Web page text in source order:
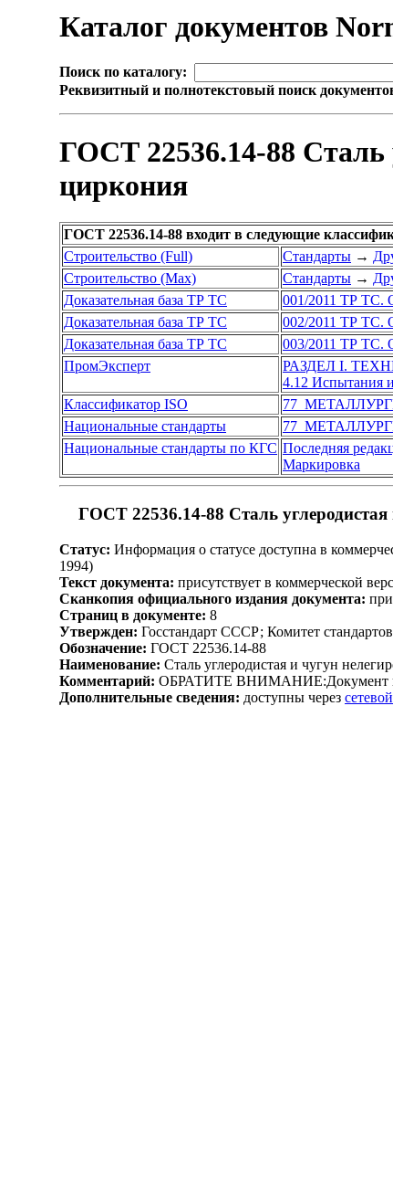
Каталог документов
Поиск по каталогу:
Реквизитный и полнотекстовый поиск
ГОСТ 22536.14-88 Сталь
циркония
ГОСТ 22536.14-88 входит в следующие
Строительство (Full)
Стандарты →
Строительство (Max)
Стандарты →
Доказательная база ТР ТС
001/2011 ТР ТС.
Доказательная база ТР ТС
002/2011 ТР ТС.
Доказательная база ТР ТС
003/2011 ТР ТС.
ПромЭксперт
РАЗДЕЛ I.
4.12 Испытания
Классификатор ISO
77
Национальные стандарты
77
Национальные стандарты по КГС Последняя
Маркировка
ГОСТ 22536.14-88 Сталь
Статус: Информация о статусе доступна в
1994)
Текст документа: присутствует в коммерческой
Сканкопия официального издания документа:
Страниц в документе: 8
Утвержден: Госстандарт СССР; Комитет
Обозначение: ГОСТ 22536.14-88
Наименование: Сталь углеродистая и чугун
Комментарий: ОБРАТИТЕ ВНИМАНИЕ:Документ
Дополнительные сведения: доступны через